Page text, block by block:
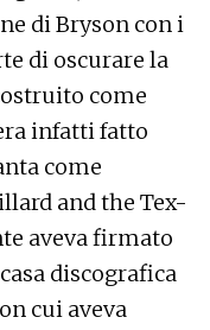
di Bryson con i
di oscurare la
come
infatti fatto
come
and the Tex-
aveva firmato
discografica
cui aveva